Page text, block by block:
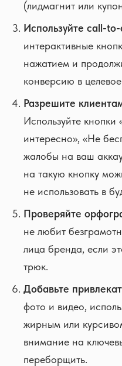
(лидмагнит или
Используйте call-
интерактивные
нажатием и
конверсию в
Разрешите
Используйте кнопки
интересно», «Не
жалобы на ваш
на такую кнопку
не использовать в
Проверяйте
не любит
лица бренда, если
трюк.
Добавьте
фото и видео,
жирным или
внимание на
переборщить.